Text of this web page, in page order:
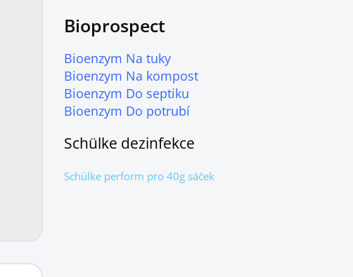
Bioprospect
Bioenzym Na tuky
Bioenzym Na kompost
Bioenzym Do septiku
Bioenzym Do potrubí
Schülke dezinfekce
Schülke perform pro 40g sáček